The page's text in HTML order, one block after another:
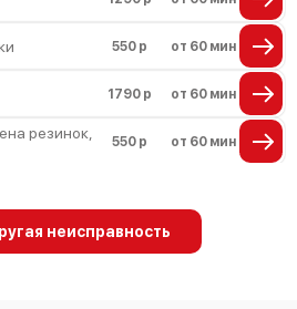
550 р от 60 мин
1790 р от 60 мин
резинок,
550 р от 60 мин
1990 р
неисправность